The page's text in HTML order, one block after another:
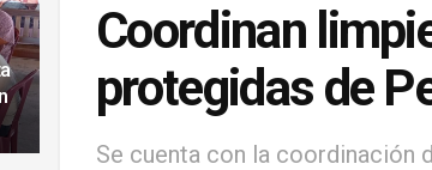
Coordinan
protegidas de
Se cuenta con la coordinación